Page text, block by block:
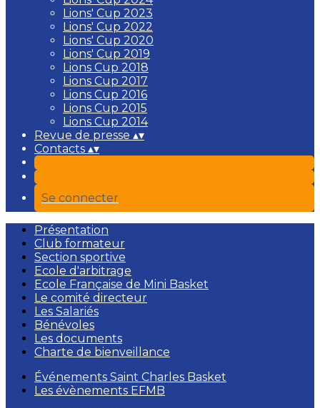
Lions' Cup 2023
Lions' Cup 2022
Lions' Cup 2020
Lions' Cup 2019
Lions Cup 2018
Lions Cup 2017
Lions Cup 2016
Lions Cup 2015
Lions Cup 2014
Revue de presse ▴▾
Contacts ▴▾
Se connecter
Présentation
Club formateur
Section sportive
Ecole d'arbitrage
Ecole Française de Mini Basket
Le comité directeur
Les Salariés
Bénévoles
Les documents
Charte de bienveillance
Événements Saint Charles Basket
Les évènements EFMB